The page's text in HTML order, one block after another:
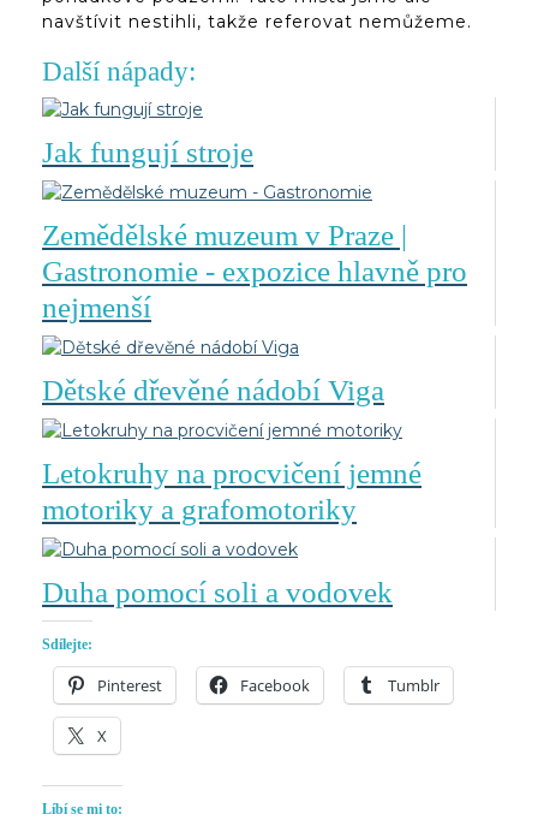
navštívit nestihli, takže referovat nemůžeme.
Další nápady:
Jak fungují stroje
Zemědělské muzeum v Praze |
Gastronomie - expozice hlavně pro
nejmenší
Dětské dřevěné nádobí Viga
Letokruhy na procvičení jemné
motoriky a grafomotoriky
Duha pomocí soli a vodovek
Sdílejte:
Pinterest Facebook Tumblr
X
Líbí se mi to: